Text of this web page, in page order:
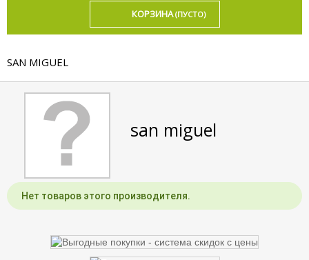
КОРЗИНА (ПУСТО)
SAN MIGUEL
san miguel
Нет товаров этого производителя.